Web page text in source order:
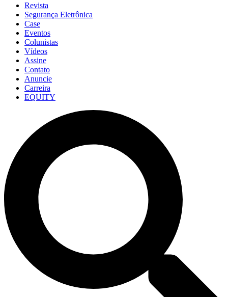
Revista
Segurança Eletrônica
Case
Eventos
Colunistas
Vídeos
Assine
Contato
Anuncie
Carreira
EQUITY